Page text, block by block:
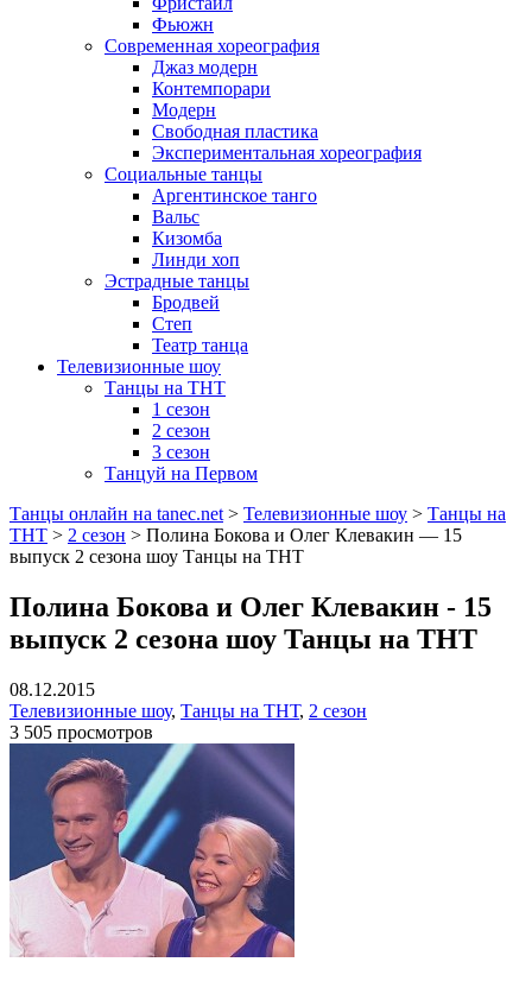
Фьюжн
Современная хореография
Джаз модерн
Контемпорари
Модерн
Свободная пластика
Экспериментальная хореография
Социальные танцы
Аргентинское танго
Вальс
Кизомба
Линди хоп
Эстрадные танцы
Бродвей
Степ
Театр танца
Телевизионные шоу
Танцы на ТНТ
1 сезон
2 сезон
3 сезон
Танцуй на Первом
Танцы онлайн на tanec.net > Телевизионные шоу > Танцы на
ТНТ > 2 сезон > Полина Бокова и Олег Клевакин — 15
выпуск 2 сезона шоу Танцы на ТНТ
Полина Бокова и Олег Клевакин - 15
выпуск 2 сезона шоу Танцы на ТНТ
08.12.2015
Телевизионные шоу, Танцы на ТНТ, 2 сезон
3 505 просмотров